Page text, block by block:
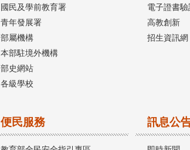
國民及學前教育署
青年發展署
部屬機構
本部駐境外機構
部史網站
各級學校
電子證書
高教創新
招生資訊網
便民服務 訊息公